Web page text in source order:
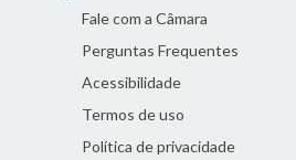
Fale com a Câmara
Perguntas Frequentes
Acessibilidade
Termos de uso
Política de privacidade